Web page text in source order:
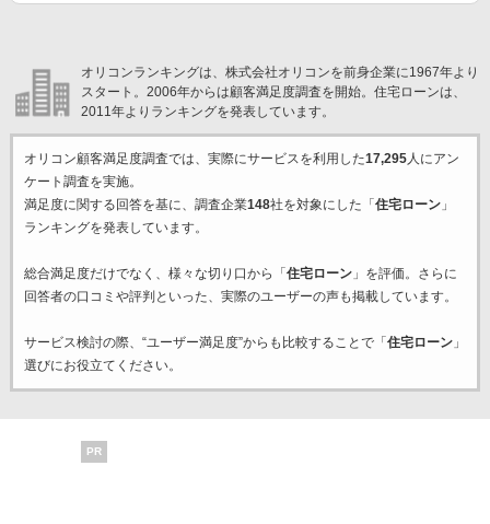
オリコンランキングは、株式会社オリコンを前身企業に1967年より
スタート。2006年からは顧客満足度調査を開始。住宅ローンは、
2011年よりランキングを発表しています。
オリコン顧客満足度調査では、実際にサービスを利用した17,295人にアン
ケート調査を実施。
満足度に関する回答を基に、調査企業148社を対象にした「 住宅ローン」
ランキングを発表しています。
総合満足度だけでなく、様々な切り口から「 住宅ローン」を評価。さらに
回答者の口コミや評判といった、実際のユーザーの声も掲載しています。
サービス検討の際、“ユーザー満足度”からも比較することで「 住宅ローン」
選びにお役立てください。
PR